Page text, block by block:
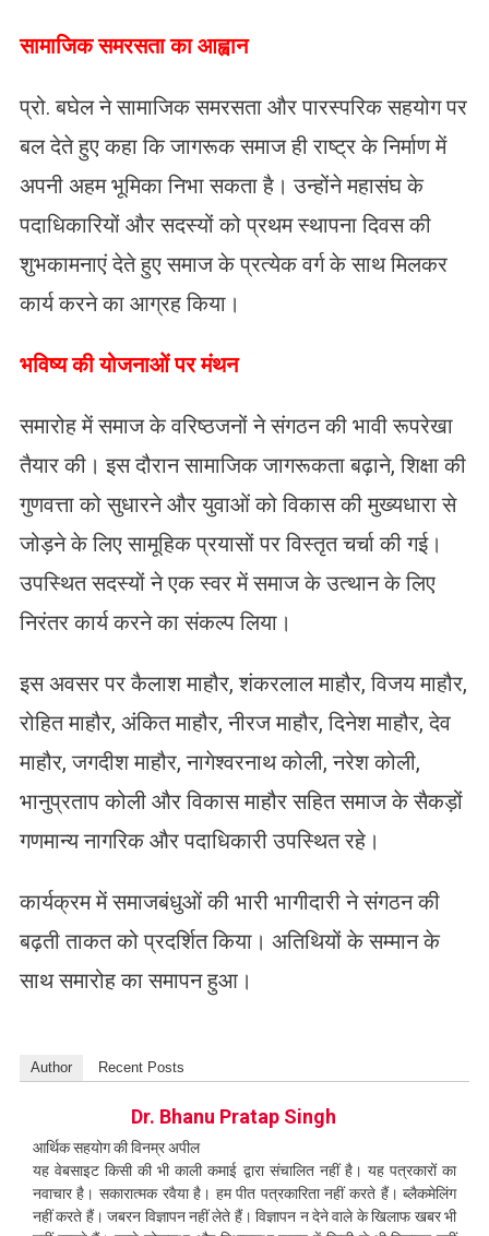
​सामाजिक समरसता का आह्वान
प्रो. बघेल ने सामाजिक समरसता और पारस्परिक सहयोग पर
बल देते हुए कहा कि जागरूक समाज ही राष्ट्र के निर्माण में
अपनी अहम भूमिका निभा सकता है। उन्होंने महासंघ के
पदाधिकारियों और सदस्यों को प्रथम स्थापना दिवस की
शुभकामनाएं देते हुए समाज के प्रत्येक वर्ग के साथ मिलकर
कार्य करने का आग्रह किया।
​भविष्य की योजनाओं पर मंथन
समारोह में समाज के वरिष्ठजनों ने संगठन की भावी रूपरेखा
तैयार की। इस दौरान सामाजिक जागरूकता बढ़ाने, शिक्षा की
गुणवत्ता को सुधारने और युवाओं को विकास की मुख्यधारा से
जोड़ने के लिए सामूहिक प्रयासों पर विस्तृत चर्चा की गई।
उपस्थित सदस्यों ने एक स्वर में समाज के उत्थान के लिए
निरंतर कार्य करने का संकल्प लिया।
​इस अवसर पर कैलाश माहौर, शंकरलाल माहौर, विजय माहौर,
रोहित माहौर, अंकित माहौर, नीरज माहौर, दिनेश माहौर, देव
माहौर, जगदीश माहौर, नागेश्वरनाथ कोली, नरेश कोली,
भानुप्रताप कोली और विकास माहौर सहित समाज के सैकड़ों
गणमान्य नागरिक और पदाधिकारी उपस्थित रहे।
कार्यक्रम में समाजबंधुओं की भारी भागीदारी ने संगठन की
बढ़ती ताकत को प्रदर्शित किया। अतिथियों के सम्मान के
साथ समारोह का समापन हुआ।
Author Recent Posts
Dr. Bhanu Pratap Singh
आर्थिक सहयोग की विनम्र अपील
यह वेबसाइट किसी की भी काली कमाई द्वारा संचालित नहीं है। यह पत्रकारों का
नवाचार है। सकारात्मक रवैया है। हम पीत पत्रकारिता नहीं करते हैं। ब्लैकमेलिंग
नहीं करते हैं। जबरन विज्ञापन नहीं लेते हैं। विज्ञापन न देने वाले के खिलाफ खबर भी